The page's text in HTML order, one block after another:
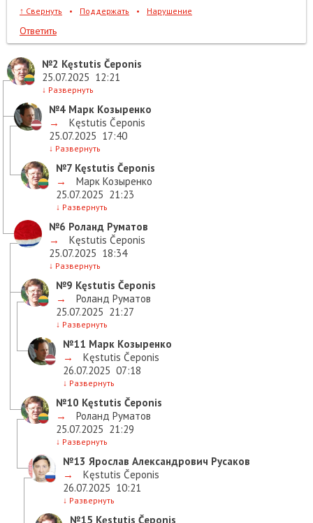
↑ Свернуть • Поддержать • Нарушение
Ответить
№2 Kęstutis Čeponis
25.07.2025 12:21
↓ Развернуть
№4 Марк Козыренко
→
Kęstutis Čeponis
25.07.2025 17:40
↓ Развернуть
№7 Kęstutis Čeponis
→
Марк Козыренко
25.07.2025 21:23
↓ Развернуть
№6 Роланд Руматов
→
Kęstutis Čeponis
25.07.2025 18:34
↓ Развернуть
№9 Kęstutis Čeponis
→
Роланд Руматов
25.07.2025 21:27
↓ Развернуть
№11 Марк Козыренко
→
Kęstutis Čeponis
26.07.2025 07:18
↓ Развернуть
№10 Kęstutis Čeponis
→
Роланд Руматов
25.07.2025 21:29
↓ Развернуть
№13 Ярослав Александрович Русаков
→
Kęstutis Čeponis
26.07.2025 10:21
↓ Развернуть
№15 Kęstutis Čeponis